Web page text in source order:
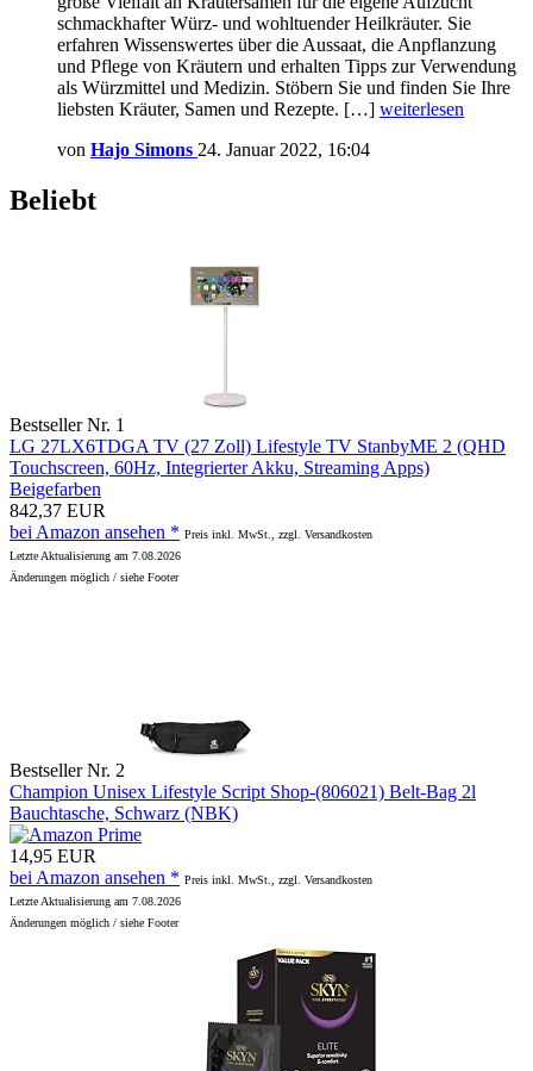
schmackhafter Würz- und wohltuender Heilkräuter. Sie
erfahren Wissenswertes über die Aussaat, die Anpflanzung
und Pflege von Kräutern und erhalten Tipps zur Verwendung
als Würzmittel und Medizin. Stöbern Sie und finden Sie Ihre
liebsten Kräuter, Samen und Rezepte. […] weiterlesen
von Hajo Simons 24. Januar 2022, 16:04
Beliebt
Bestseller Nr. 1
LG 27LX6TDGA TV (27 Zoll) Lifestyle TV StanbyME 2 (QHD
Touchscreen, 60Hz, Integrierter Akku, Streaming Apps)
Beigefarben
842,37 EUR
bei Amazon ansehen * Preis inkl. MwSt., zzgl. Versandkosten
Letzte Aktualisierung am 7.08.2026
Änderungen möglich / siehe Footer
Bestseller Nr. 2
Champion Unisex Lifestyle Script Shop-(806021) Belt-Bag 2l
Bauchtasche, Schwarz (NBK)
14,95 EUR
bei Amazon ansehen * Preis inkl. MwSt., zzgl. Versandkosten
Letzte Aktualisierung am 7.08.2026
Änderungen möglich / siehe Footer